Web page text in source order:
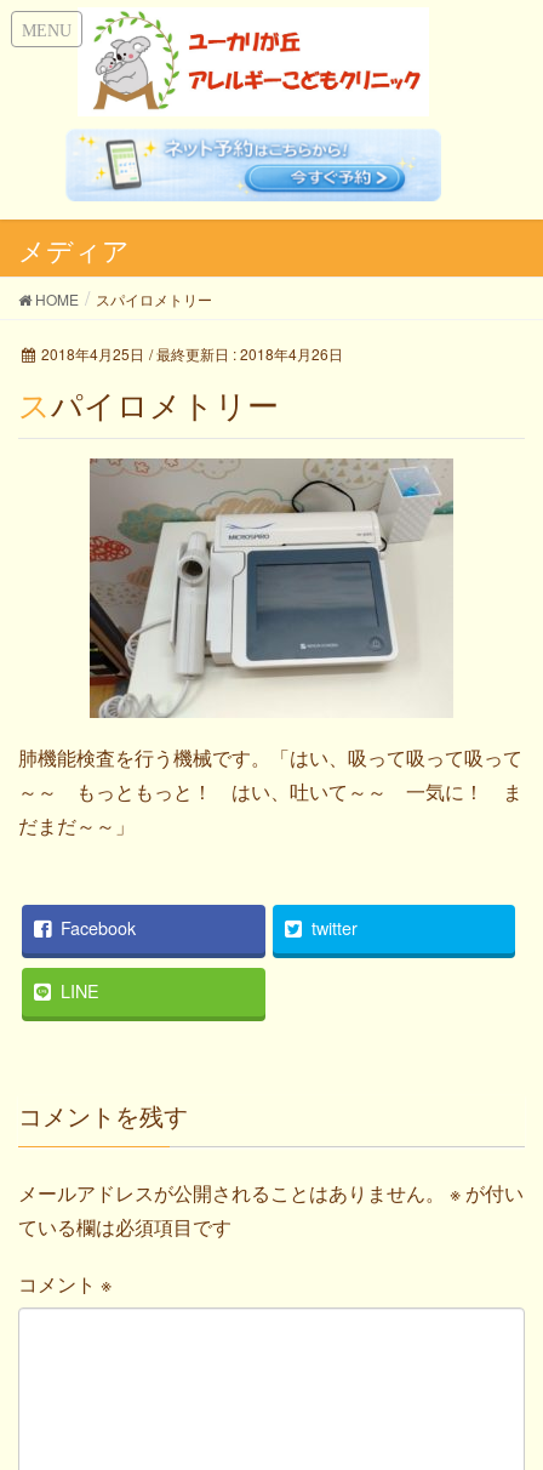
メディア
HOME スパイロメトリー
2018年4月25日 / 最終更新日 :2018年4月26日
スパイロメトリー
肺機能検査を行う機械です。「はい、吸って吸って吸って
～～ もっともっと！ はい、吐いて～～ 一気に！ ま
だまだ～～」
Facebook twitter
LINE
コメントを残す
メールアドレスが公開されることはありません。 ※ が付い
ている欄は必須項目です
コメント ※